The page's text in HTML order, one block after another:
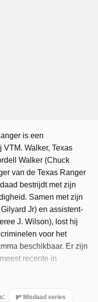
is een
VTM. Walker, Texas
Walker (Chuck
van de Texas Ranger
bestrijdt met zijn
Samen met zijn
Jr) en assistent-
J. Wilson), lost hij
voor het
beschikbaar. Er zijn
recente in
Misdaad series